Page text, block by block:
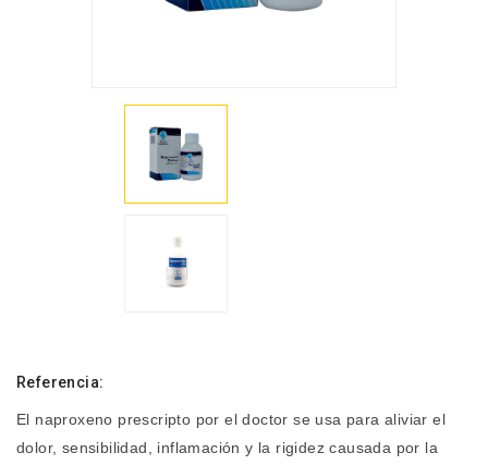
Referencia:
El naproxeno prescripto por el doctor se usa para aliviar el
dolor, sensibilidad, inflamación y la rigidez causada por la